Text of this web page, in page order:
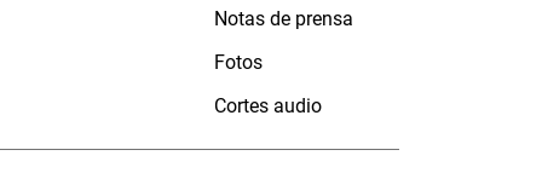
Notas de prensa
Fotos
Cortes audio